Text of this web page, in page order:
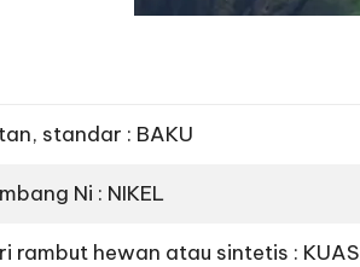
standar : BAKU
Ni : NIKEL
rambut hewan atau sintetis : KUAS